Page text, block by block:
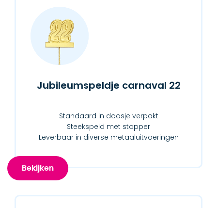
Jubileumspeldje carnaval 22
Standaard in doosje verpakt
Steekspeld met stopper
Leverbaar in diverse metaaluitvoeringen
Bekijken